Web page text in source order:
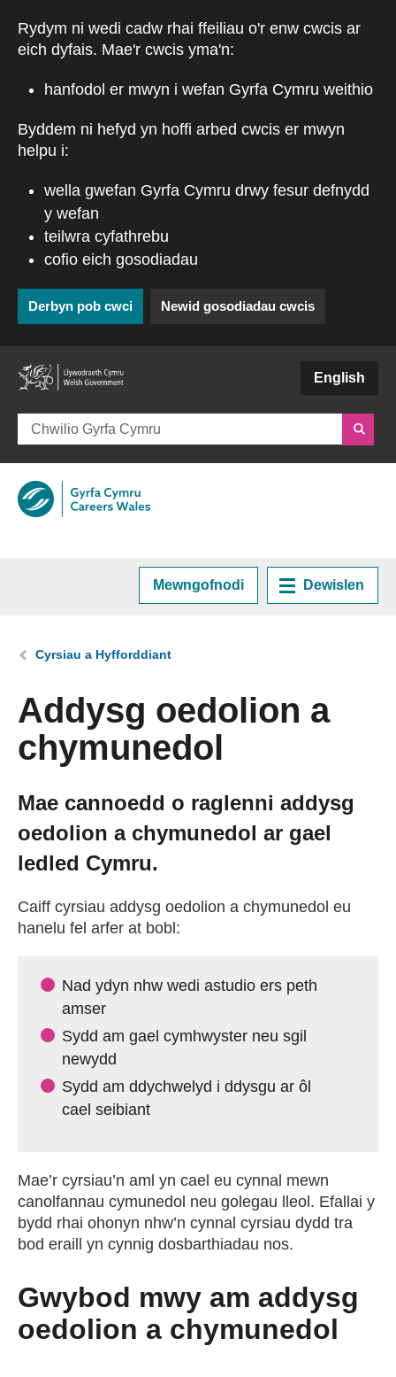
Rydym ni wedi cadw rhai ffeiliau o'r enw cwcis ar
eich dyfais. Mae'r cwcis yma'n:
hanfodol er mwyn i wefan Gyrfa Cymru weithio
Byddem ni hefyd yn hoffi arbed cwcis er mwyn
helpu i:
wella gwefan Gyrfa Cymru drwy fesur defnydd
y wefan
teilwra cyfathrebu
cofio eich gosodiadau
Derbyn pob cwci Newid gosodiadau cwcis
English
Mewngofnodi Dewislen
Cynllunio eich Gyrfa
Cyrsiau a Hyfforddiant
Cael Swydd
Prentisiaethau
Digwyddiadau
Newyddion
Amdanom ni
Gweithio i ni
Rydych chi yma:
Cyrsiau a Hyfforddiant
Addysg oedolion a
chymunedol
Mae cannoedd o raglenni addysg
oedolion a chymunedol ar gael
ledled Cymru.
Caiff cyrsiau addysg oedolion a chymunedol eu
hanelu fel arfer at bobl:
Nad ydyn nhw wedi astudio ers peth
amser
Sydd am gael cymhwyster neu sgil
newydd
Sydd am ddychwelyd i ddysgu ar ôl
cael seibiant
Mae’r cyrsiau’n aml yn cael eu cynnal mewn
canolfannau cymunedol neu golegau lleol. Efallai y
bydd rhai ohonyn nhw’n cynnal cyrsiau dydd tra
bod eraill yn cynnig dosbarthiadau nos.
Gwybod mwy am addysg
oedolion a chymunedol